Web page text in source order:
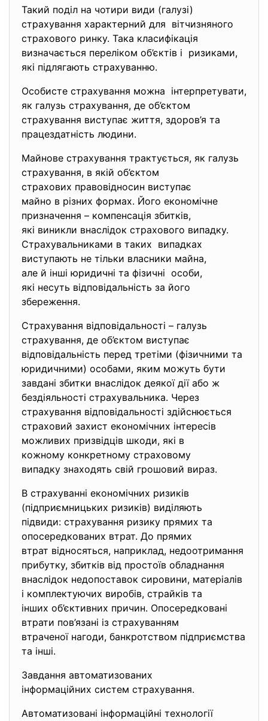
Такий поділ на чотири види (галузі)
страхування характерний для вітчизняного
страхового ринку. Така класифікація
визначається переліком об’єктів і ризиками,
які підлягають страхуванню.
Особисте страхування можна інтерпретувати,
як галузь страхування, де об’єктом
страхування виступає життя, здоров’я та
працездатність людини.
Майнове страхування трактується, як галузь
страхування, в якій об’єктом
страхових правовідносин виступає
майно в різних формах. Його економічне
призначення – компенсація збитків,
які виникли внаслідок страхового випадку.
Страхувальниками в таких випадках
виступають не тільки власники майна,
але й інші юридичні та фізичні особи,
які несуть відповідальність за його
збереження.
Страхування відповідальності – галузь
страхування, де об’єктом виступає
відповідальність перед третіми (фізичними та
юридичними) особами, яким можуть бути
завдані збитки внаслідок деякої дії або ж
бездіяльності страхувальника. Через
страхування відповідальності здійснюється
страховий захист економічних інтересів
можливих призвідців шкоди, які в
кожному конкретному страховому
випадку знаходять свій грошовий вираз.
В страхуванні економічних ризиків
(підприємницьких ризиків) виділяють
підвиди: страхування ризику прямих та
опосередкованих втрат. До прямих
втрат відносяться, наприклад, недоотримання
прибутку, збитків від простоїв обладнання
внаслідок недопоставок сировини, матеріалів
і комплектуючих виробів, страйків та
інших об’єктивних причин. Опосередковані
втрати пов’язані із страхуванням
втраченої нагоди, банкротством підприємства
та інші.
Завдання автоматизованих
інформаційних систем страхування.
Автоматизовані інформаційні технології